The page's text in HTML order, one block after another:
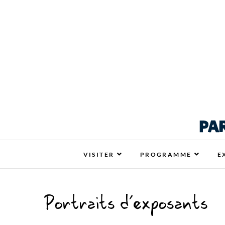
Respire La Vie
RESPIRE LA VIE RENNES : VOTRE
VISITER PROGRAMME
Portraits d’exposants